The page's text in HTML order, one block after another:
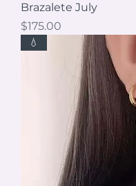
Brazalete July
Precio
$175.00
💧